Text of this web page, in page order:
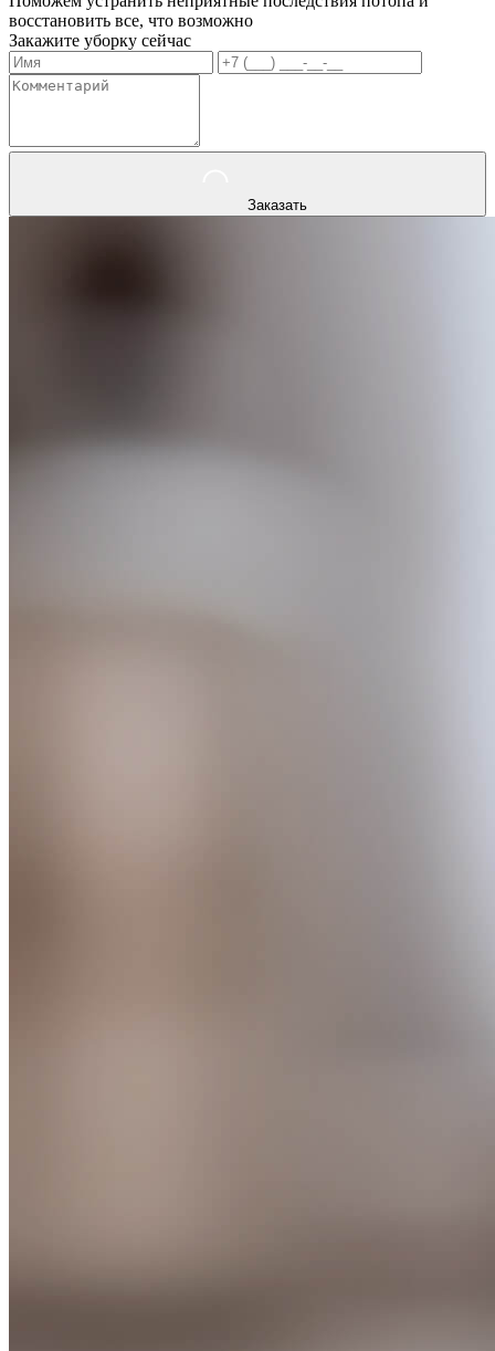
восстановить все, что возможно
Закажите уборку сейчас
Заказать